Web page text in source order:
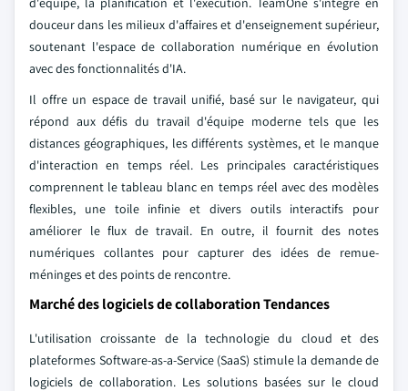
douceur dans les milieux d'affaires et d'enseignement supérieur,
soutenant l'espace de collaboration numérique en évolution
avec des fonctionnalités d'IA.
Il offre un espace de travail unifié, basé sur le navigateur, qui
répond aux défis du travail d'équipe moderne tels que les
distances géographiques, les différents systèmes, et le manque
d'interaction en temps réel. Les principales caractéristiques
comprennent le tableau blanc en temps réel avec des modèles
flexibles, une toile infinie et divers outils interactifs pour
améliorer le flux de travail. En outre, il fournit des notes
numériques collantes pour capturer des idées de remue-
méninges et des points de rencontre.
Marché des logiciels de collaboration Tendances
L'utilisation croissante de la technologie du cloud et des
plateformes Software-as-a-Service (SaaS) stimule la demande de
logiciels de collaboration. Les solutions basées sur le cloud